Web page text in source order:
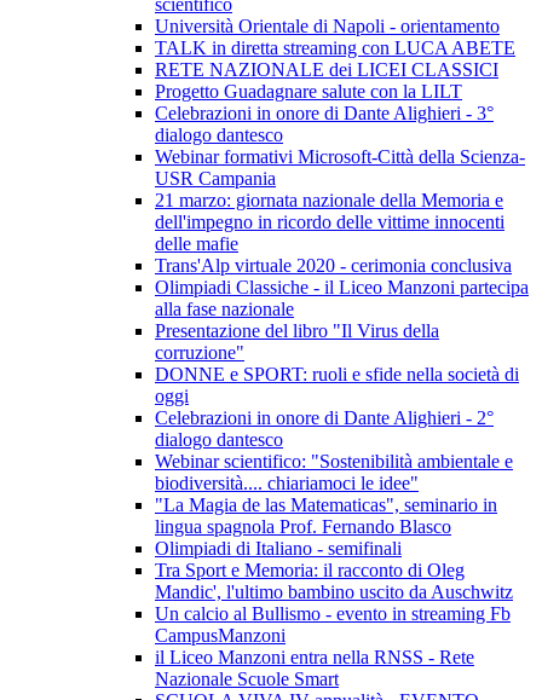
scientifico
Università Orientale di Napoli - orientamento
TALK in diretta streaming con LUCA ABETE
RETE NAZIONALE dei LICEI CLASSICI
Progetto Guadagnare salute con la LILT
Celebrazioni in onore di Dante Alighieri - 3°
dialogo dantesco
Webinar formativi Microsoft-Città della Scienza-
USR Campania
21 marzo: giornata nazionale della Memoria e
dell'impegno in ricordo delle vittime innocenti
delle mafie
Trans'Alp virtuale 2020 - cerimonia conclusiva
Olimpiadi Classiche - il Liceo Manzoni partecipa
alla fase nazionale
Presentazione del libro "Il Virus della
corruzione"
DONNE e SPORT: ruoli e sfide nella società di
oggi
Celebrazioni in onore di Dante Alighieri - 2°
dialogo dantesco
Webinar scientifico: "Sostenibilità ambientale e
biodiversità.... chiariamoci le idee"
"La Magia de las Matematicas", seminario in
lingua spagnola Prof. Fernando Blasco
Olimpiadi di Italiano - semifinali
Tra Sport e Memoria: il racconto di Oleg
Mandic', l'ultimo bambino uscito da Auschwitz
Un calcio al Bullismo - evento in streaming Fb
CampusManzoni
il Liceo Manzoni entra nella RNSS - Rete
Nazionale Scuole Smart